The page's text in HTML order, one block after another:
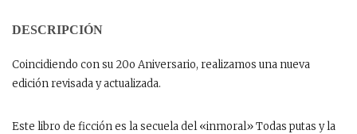
DESCRIPCIÓN
Coincidiendo con su 20o Aniversario, realizamos una nueva
edición revisada y actualizada.
Este libro de ficción es la secuela del «inmoral» Todas putas y la